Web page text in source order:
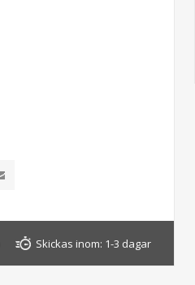
Skickas inom: 1-3 dagar